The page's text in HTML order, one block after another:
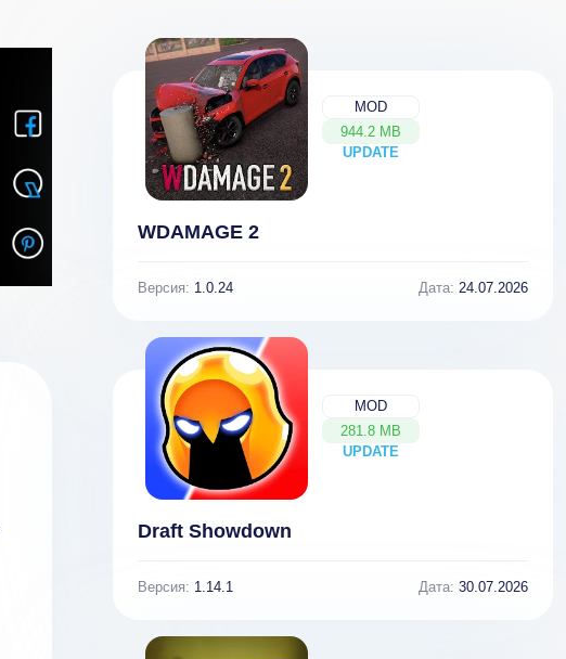
MOD
944.2 MB
UPDATE
NEW
WDAMAGE 2
Версия: 1.0.24 Дата: 24.07.2026
MOD
281.8 MB
UPDATE
NEW
Draft Showdown
Версия: 1.14.1 Дата: 30.07.2026